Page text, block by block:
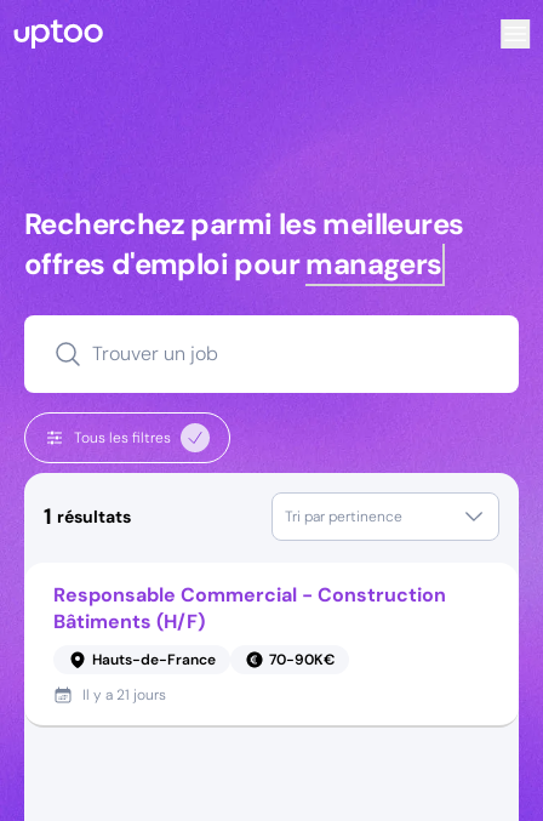
Recherchez parmi les meilleures
Recherchez parmi les meilleures
offres d'emploi pourmanagers
Trouver un job
Tous les filtres
1 résultats Tri par pertinence
Responsable Commercial - Construction
Bâtiments (H/F)
Hauts-de-France
70-90K€
Il y a 21 jours